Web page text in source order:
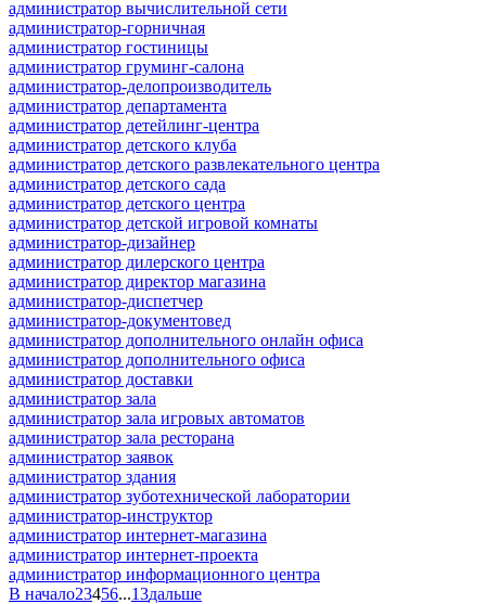
администратор вычислительной сети
администратор-горничная
администратор гостиницы
администратор груминг-салона
администратор-делопроизводитель
администратор департамента
администратор детейлинг-центра
администратор детского клуба
администратор детского развлекательного центра
администратор детского сада
администратор детского центра
администратор детской игровой комнаты
администратор-дизайнер
администратор дилерского центра
администратор директор магазина
администратор-диспетчер
администратор-документовед
администратор дополнительного онлайн офиса
администратор дополнительного офиса
администратор доставки
администратор зала
администратор зала игровых автоматов
администратор зала ресторана
администратор заявок
администратор здания
администратор зуботехнической лаборатории
администратор-инструктор
администратор интернет-магазина
администратор интернет-проекта
администратор информационного центра
В начало23456...13дальше